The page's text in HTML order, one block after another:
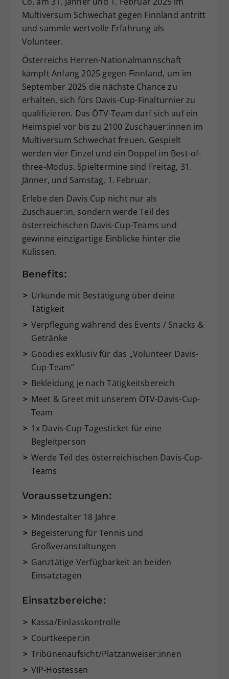
Multiversum Schwechat gegen Finnland antritt
und sammle wertvolle Erfahrung als
Volunteer.
Österreichs Herren-Nationalmannschaft
kämpft Anfang 2025 gegen Finnland, um im
September 2025 die nächste Chance zu
erhalten, sich fürs Davis-Cup-Finalturnier zu
qualifizieren. Das ÖTV-Team darf sich auf ein
Heimspiel vor bis zu 2100 Zuschauer:innen im
Multiversum Schwechat freuen. Gespielt
werden vier Einzel und ein Doppel im Best-of-
three-Modus. Spieltermine sind Freitag, 31.
Jänner, und Samstag, 1. Februar.
Erlebe den Davis Cup nicht nur als
Zuschauer:in, sondern werde Teil des
österreichischen Davis-Cup-Teams und
gewinne einzigartige Einblicke hinter die
Kulissen.
Benefits:
Urkunde mit Bestätigung über deine
Tätigkeit
Verpflegung während des Events / Snacks &
Getränke
Goodies exklusiv für das „Volunteer Davis-
Cup-Team“
Bekleidung je nach Tätigkeitsbereich
Meet & Greet mit unserem ÖTV-Davis-Cup-
Team
1x Davis-Cup-Tagesticket für eine
Begleitperson
Werde Teil des österreichischen Davis-Cup-
Teams
Voraussetzungen:
Mindestalter 18 Jahre
Begeisterung für Tennis und
Großveranstaltungen
Ganztätige Verfügbarkeit an beiden
Einsatztagen
Einsatzbereiche:
Kassa/Einlasskontrolle
Courtkeeper:in
Tribünenaufsicht/Platzanweiser:innen
VIP-Hostessen
Zweck
Dieser Wert speichert Ihre Consent-
Einstellungen. Unter anderem eine
zufällig generierte ID, für die
vorgenommen Einstellungen, falls der
Webseiten-Betreiber dies eingestellt
hat.